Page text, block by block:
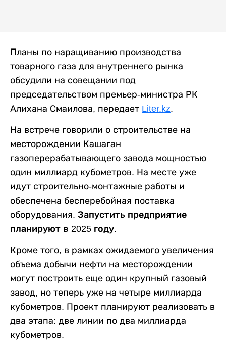
Планы по наращиванию производства
товарного газа для внутреннего рынка
обсудили на совещании под
председательством премьер-министра РК
Алихана Смаилова, передает Liter.kz.
На встрече говорили о строительстве на
месторождении Кашаган
газоперерабатывающего завода мощностью
один миллиард кубометров. На месте уже
идут строительно-монтажные работы и
обеспечена бесперебойная поставка
оборудования. Запустить предприятие
планируют в 2025 году.
Кроме того, в рамках ожидаемого увеличения
объема добычи нефти на месторождении
могут построить еще один крупный газовый
завод, но теперь уже на четыре миллиарда
кубометров. Проект планируют реализовать в
два этапа: две линии по два миллиарда
кубометров.